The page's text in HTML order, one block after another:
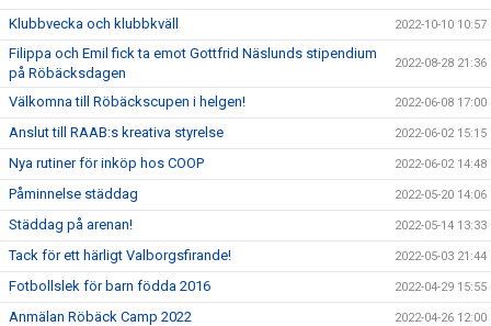
Klubbvecka och klubbkväll 2022-10-10 10:57
Filippa och Emil fick ta emot Gottfrid Näslunds stipendium
på Röbäcksdagen
2022-08-28 21:36
Välkomna till Röbäckscupen i helgen! 2022-06-08 17:00
Anslut till RAAB:s kreativa styrelse 2022-06-02 15:15
Nya rutiner för inköp hos COOP 2022-06-02 14:48
Påminnelse städdag 2022-05-20 14:06
Städdag på arenan! 2022-05-14 13:33
Tack för ett härligt Valborgsfirande! 2022-05-03 21:44
Fotbollslek för barn födda 2016 2022-04-29 15:55
Anmälan Röbäck Camp 2022 2022-04-26 12:00